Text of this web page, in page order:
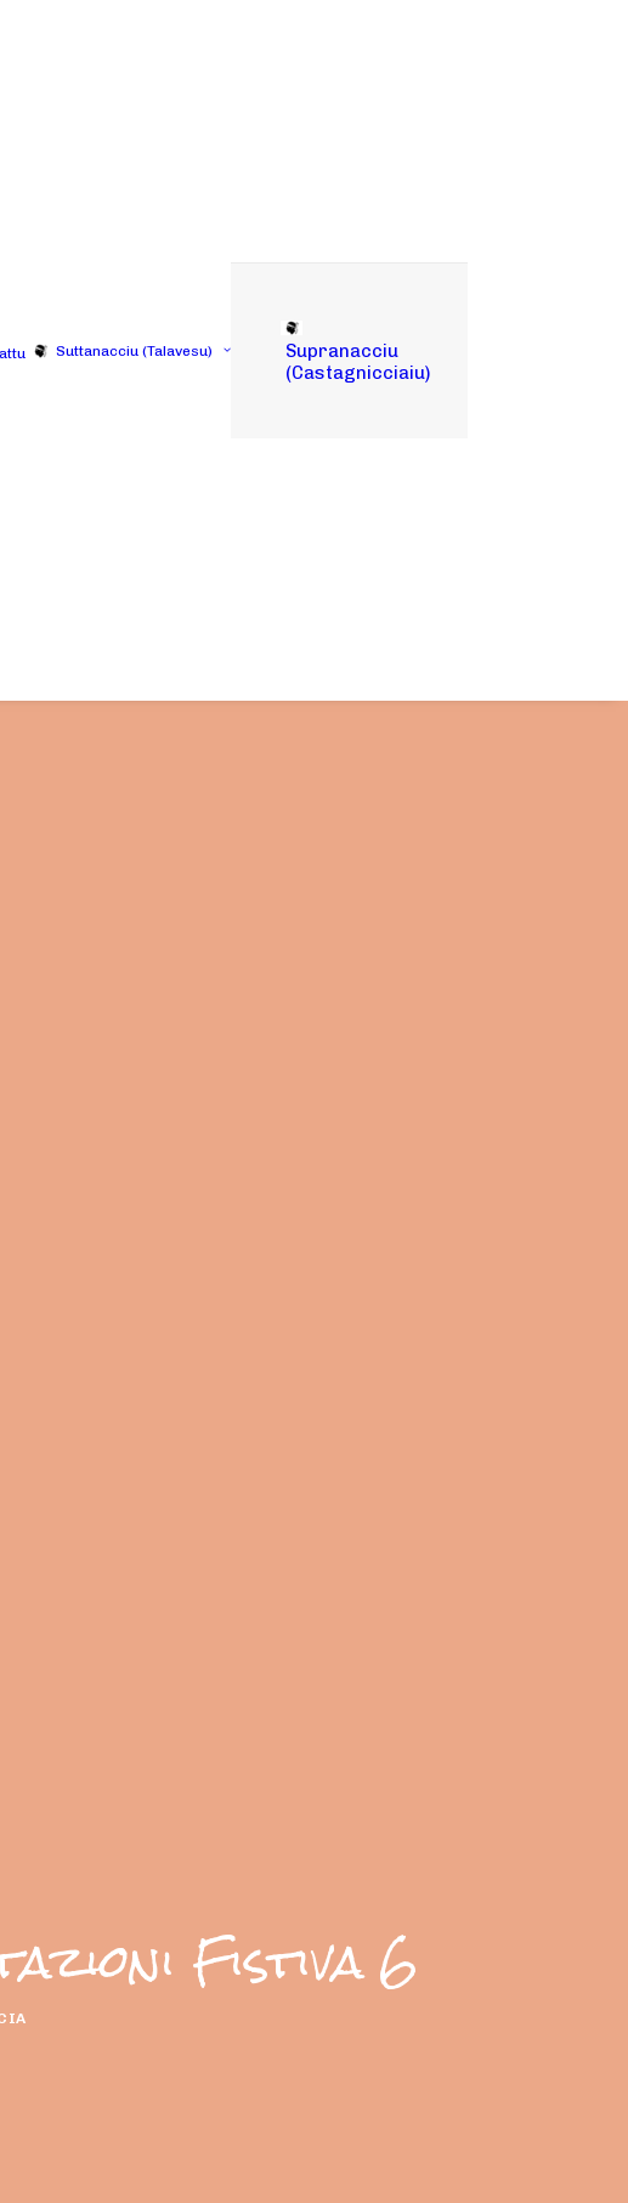
Suttanacciu (Talavesu)
Supranacciu
(Castagnicciaiu)
Fistiva 6